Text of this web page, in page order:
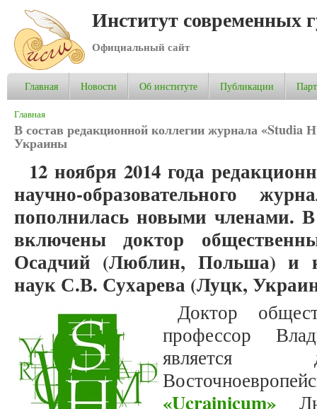
Институт современных
Официальный сайт
Главная Новости Об институте Публикации
Вы здесь
Главная
В состав редакционной коллегии журнала
Украины
12 ноября 2014 года
научно-образовательного
пополнилась новыми членами.
включены доктор
Осадчий (Люблин, Польша) и
наук С.В. Сухарева (Луцк,
Доктор
профессор
является
«Ucrainicum»